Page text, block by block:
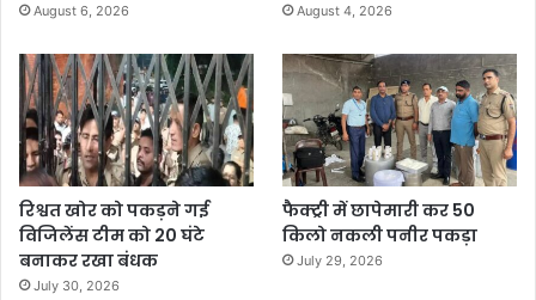
August 6, 2026 August 4, 2026
रिश्वत खोर को पकड़ने गई
विजिलेंस टीम को 20 घंटे
बनाकर रखा बंधक
July 30, 2026
फैक्ट्री में छापेमारी कर 50
किलो नकली पनीर पकड़ा
July 29, 2026